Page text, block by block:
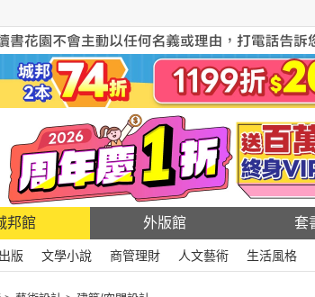
邦館 外版館 套
版 文學小說 商管理財 人文藝術 生活風格